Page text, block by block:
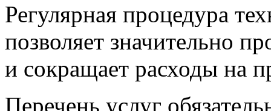
Регулярная процедура
позволяет значительно
и сокращает расходы на
Перечень услуг